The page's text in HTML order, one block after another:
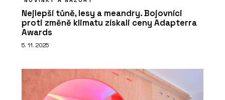
Nejlepší tůně, lesy a meandry. Bojovníci
proti změně klimatu získali ceny Adapterra
Awards
5. 11. 2025